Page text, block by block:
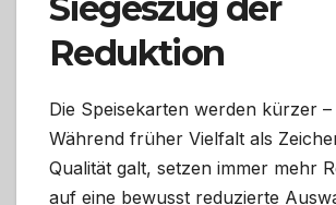
Reduktion
Die Speisekarten werden kürzer –
Während früher Vielfalt als
Qualität galt, setzen immer mehr
auf eine bewusst reduzierte